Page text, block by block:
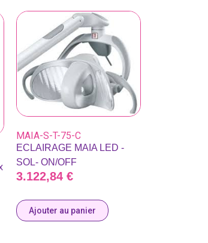
MAIA-S-T-75-C
ECLAIRAGE MAIA LED -
SOL- ON/OFF
3.122,84 €
Ajouter au panier